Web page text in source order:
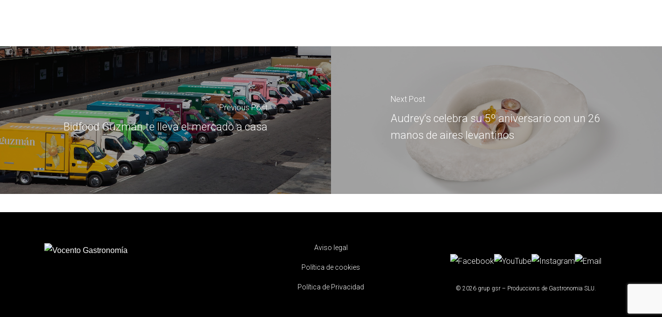
Previous Post
Bidfood Guzmán te lleva el mercado a casa
Next Post
Audrey’s celebra su 5º aniversario con un 26
manos de aires levantinos
Aviso legal
Política de cookies
Política de Privacidad © 2026 grup gsr – Produccions de Gastronomia SLU.